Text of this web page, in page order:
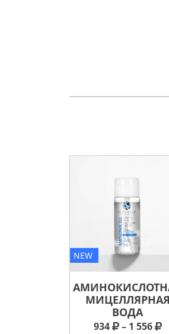
NEW
МИЦЕЛЛЯРНАЯ
ВОДА
934 – 1 556